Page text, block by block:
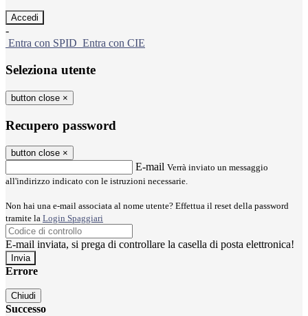
-
Entra con SPID Entra con CIE
Seleziona utente
button close ×
Recupero password
button close ×
E-mail Verrà inviato un messaggio
all'indirizzo indicato con le istruzioni necessarie.
Non hai una e-mail associata al nome utente? Effettua il reset della password
tramite la Login Spaggiari
E-mail inviata, si prega di controllare la casella di posta elettronica!
Errore
Chiudi
Successo